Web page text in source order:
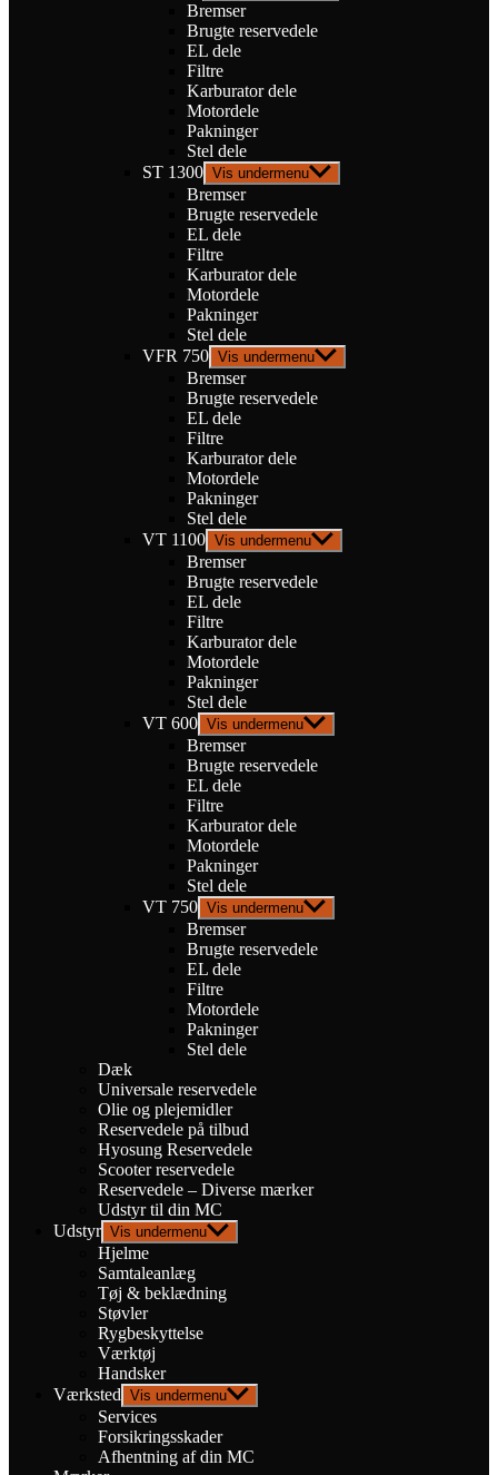
Bremser
Brugte reservedele
EL dele
Filtre
Karburator dele
Motordele
Pakninger
Stel dele
ST 1300 Vis undermenu
Bremser
Brugte reservedele
EL dele
Filtre
Karburator dele
Motordele
Pakninger
Stel dele
VFR 750 Vis undermenu
Bremser
Brugte reservedele
EL dele
Filtre
Karburator dele
Motordele
Pakninger
Stel dele
VT 1100 Vis undermenu
Bremser
Brugte reservedele
EL dele
Filtre
Karburator dele
Motordele
Pakninger
Stel dele
VT 600 Vis undermenu
Bremser
Brugte reservedele
EL dele
Filtre
Karburator dele
Motordele
Pakninger
Stel dele
VT 750 Vis undermenu
Bremser
Brugte reservedele
EL dele
Filtre
Motordele
Pakninger
Stel dele
Dæk
Universale reservedele
Olie og plejemidler
Reservedele på tilbud
Hyosung Reservedele
Scooter reservedele
Reservedele – Diverse mærker
Udstyr til din MC
Udstyr Vis undermenu
Hjelme
Samtaleanlæg
Tøj & beklædning
Støvler
Rygbeskyttelse
Værktøj
Handsker
Værksted Vis undermenu
Services
Forsikringsskader
Afhentning af din MC